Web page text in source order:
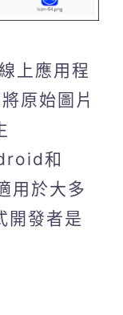
上應用程
原始圖片
和
用於大多
開發者是